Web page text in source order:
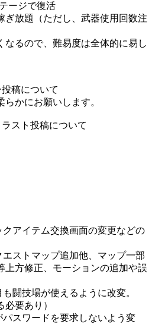
ージで復活
ぎ放題（ただし、武器使用回数注
なるので、難易度は全体的に易し
稿について
かにお願いします。
スト投稿について
アイテム交換画面の変更などの
エストマップ追加他、マップ一部
上方修正、モーションの追加や誤
闘技場が使えるように改変。
必要あり）
パスワードを要求しないよう変